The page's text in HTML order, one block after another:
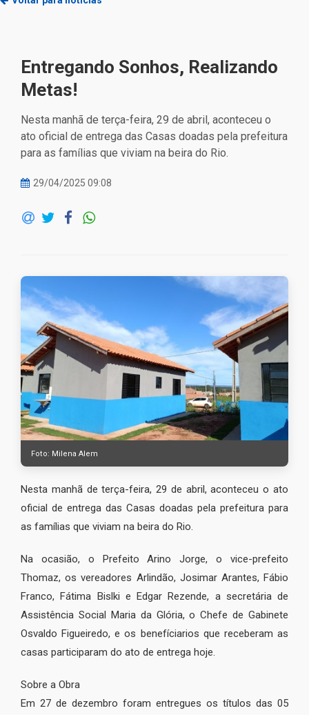
Entregando Sonhos, Realizando
Metas!
Nesta manhã de terça-feira, 29 de abril, aconteceu o
ato oficial de entrega das Casas doadas pela prefeitura
para as famílias que viviam na beira do Rio.
29/04/2025 09:08
Foto: Milena Alem
Nesta manhã de terça-feira, 29 de abril, aconteceu o ato
oficial de entrega das Casas doadas pela prefeitura para
as famílias que viviam na beira do Rio.
Na ocasião, o Prefeito Arino Jorge, o vice-prefeito
Thomaz, os vereadores Arlindão, Josimar Arantes, Fábio
Franco, Fátima Bislki e Edgar Rezende, a secretária de
Assistência Social Maria da Glória, o Chefe de Gabinete
Osvaldo Figueiredo, e os benefíciarios que receberam as
casas participaram do ato de entrega hoje.
Sobre a Obra
Em 27 de dezembro foram entregues os títulos das 05